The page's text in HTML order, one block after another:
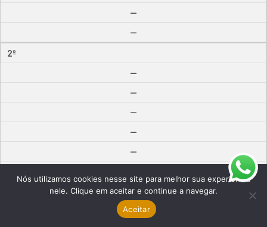
--
--
2º
--
--
--
--
--
--
--
Nós utilizamos cookies nesse site para melhor sua experiência
nele. Clique em aceitar e continue a navegar.
Aceitar